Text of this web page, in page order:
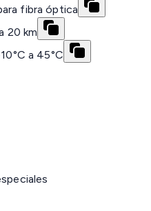
fibra óptica
20 km
a 45°C